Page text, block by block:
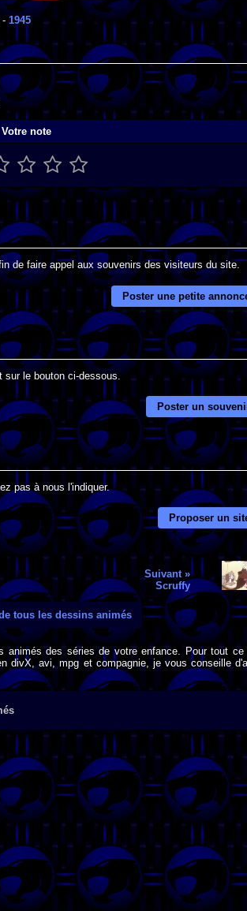
-1945
Votre note
de faire appel aux souvenirs des visiteurs du site.
Poster une petite
sur le bouton ci-dessous.
Poster un
pas à nous l'indiquer.
Proposer un
Suivant »
Scruffy
tous les dessins animés
des séries de votre enfance. Pour tout ce
divX, avi, mpg et compagnie, je vous conseille